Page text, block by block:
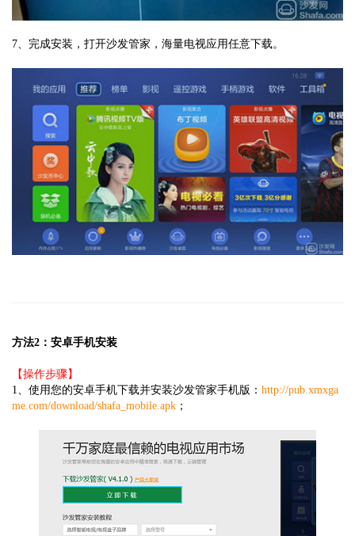
7、完成安装，打开沙发管家，海量电视应用任意下载。
方法2：安卓手机安装
【操作步骤】
1、使用您的安卓手机下载并安装沙发管家手机版： http://pub.xmxga
me.com/download/shafa_mobile.apk ；